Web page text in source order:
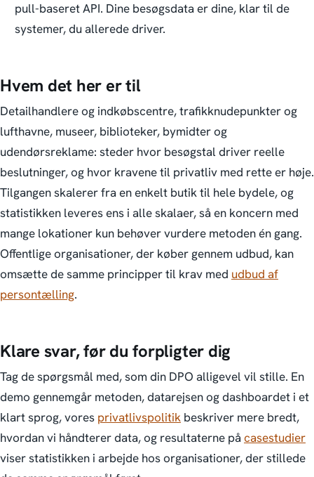
pull-baseret API. Dine besøgsdata er dine, klar til de
systemer, du allerede driver.
Hvem det her er til
Detailhandlere og indkøbscentre, trafikknudepunkter og
lufthavne, museer, biblioteker, bymidter og
udendørsreklame: steder hvor besøgstal driver reelle
beslutninger, og hvor kravene til privatliv med rette er høje.
Tilgangen skalerer fra en enkelt butik til hele bydele, og
statistikken leveres ens i alle skalaer, så en koncern med
mange lokationer kun behøver vurdere metoden én gang.
Offentlige organisationer, der køber gennem udbud, kan
omsætte de samme principper til krav med udbud af
persontælling.
Klare svar, før du forpligter dig
Tag de spørgsmål med, som din DPO alligevel vil stille. En
demo gennemgår metoden, datarejsen og dashboardet i et
klart sprog, vores privatlivspolitik beskriver mere bredt,
hvordan vi håndterer data, og resultaterne påcasestudier
viser statistikken i arbejde hos organisationer, der stillede